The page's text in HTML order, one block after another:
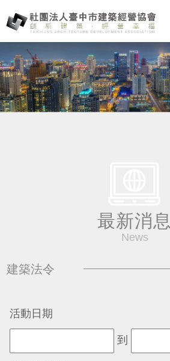
最新消息
News
建築法令
活動日期
到